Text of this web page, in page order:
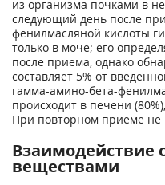
из организма почками в
следующий день после
фенилмасляной кислоты
только в моче; его
после приема, однако
составляет 5% от
гамма-амино-бета-
происходит в печени
При повторном приеме не
Взаимодействие
веществами